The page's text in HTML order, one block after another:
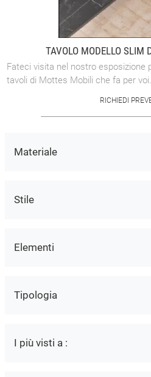
Materiale
Stile
Elementi
Tipologia
I più visti a :
TAVOLO MODELLO SLIM
Fateci visita nel nostro esposizione
tavoli di Mottes Mobili che fa per
RICHIEDI